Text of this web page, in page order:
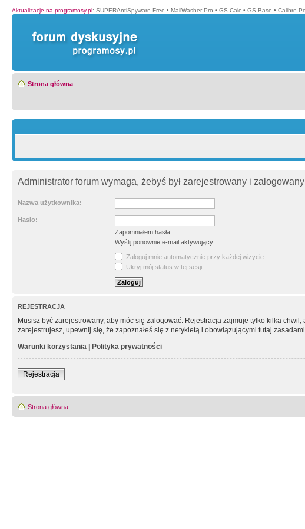
Aktualizacje na programosy.pl: SUPERAntiSpyware Free • MailWasher Pro • GS-Calc • GS-Base • Calibre
Strona główna
Administrator forum wymaga, żebyś był zarejestrowany i
Nazwa użytkownika:
Hasło:
Zapomniałem hasła
Wyślij ponownie e-mail aktywujący
Zaloguj mnie automatycznie przy każdej wizycie
Ukryj mój status w tej sesji
REJESTRACJA
Musisz być zarejestrowany, aby móc się zalogować. Rejestracja zajmuje tylko kilka
zarejestrujesz, upewnij się, że zapoznałeś się z netykietą i obowiązującymi tutaj
Warunki korzystania | Polityka prywatności
Rejestracja
Strona główna